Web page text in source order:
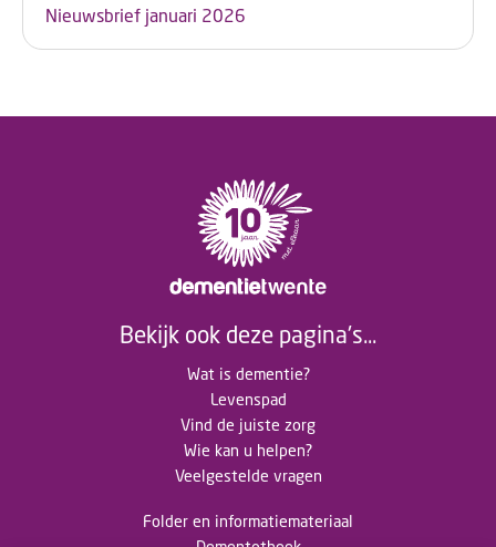
Nieuwsbrief januari 2026
Bekijk ook deze pagina's...
Wat is dementie?
Levenspad
Vind de juiste zorg
Wie kan u helpen?
Veelgestelde vragen
Folder en informatiemateriaal